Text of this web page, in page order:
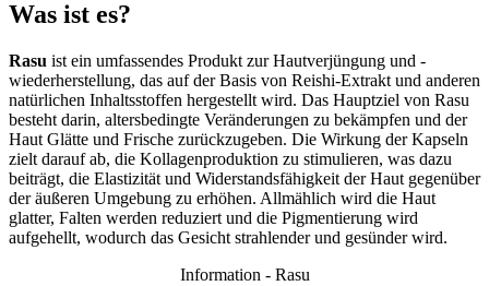
Was ist es?
Rasu ist ein umfassendes Produkt zur Hautverjüngung und -
wiederherstellung, das auf der Basis von Reishi-Extrakt und anderen
natürlichen Inhaltsstoffen hergestellt wird. Das Hauptziel von Rasu
besteht darin, altersbedingte Veränderungen zu bekämpfen und der
Haut Glätte und Frische zurückzugeben. Die Wirkung der Kapseln
zielt darauf ab, die Kollagenproduktion zu stimulieren, was dazu
beiträgt, die Elastizität und Widerstandsfähigkeit der Haut gegenüber
der äußeren Umgebung zu erhöhen. Allmählich wird die Haut
glatter, Falten werden reduziert und die Pigmentierung wird
aufgehellt, wodurch das Gesicht strahlender und gesünder wird.
Information - Rasu